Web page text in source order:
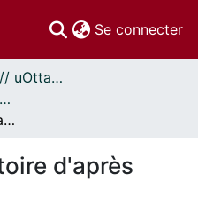
Se connecter
Thèses uOttawa // uOttawa Theses
Thèses, 1910 - 2010 // Theses, 1910 - 2010
Le Jésus de l'histoire d'après Paul Tillich.
d'après